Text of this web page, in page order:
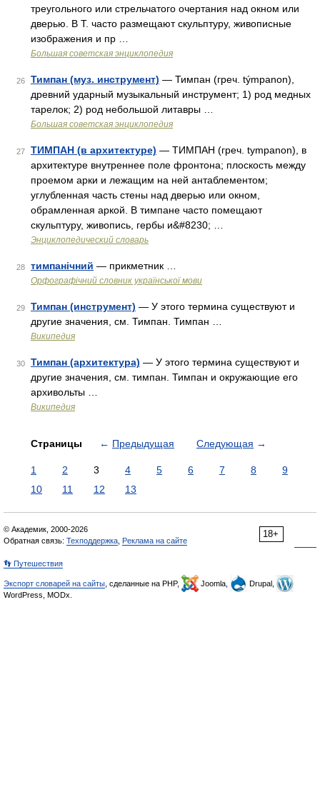
треугольного или стрельчатого очертания над окном или
дверью. В Т. часто размещают скульптуру, живописные
изображения и пр …
Большая советская энциклопедия
26 Тимпан (муз. инструмент) — Тимпан (греч. týmpanon),
древний ударный музыкальный инструмент; 1) род медных
тарелок; 2) род небольшой литавры …
Большая советская энциклопедия
27 ТИМПАН (в архитектуре) — ТИМПАН (греч. tympanon), в
архитектуре внутреннее поле фронтона; плоскость между
проемом арки и лежащим на ней антаблементом;
углубленная часть стены над дверью или окном,
обрамленная аркой. В тимпане часто помещают
скульптуру, живопись, гербы и&#8230; …
Энциклопедический словарь
28 тимпанічний — прикметник …
Орфографічний словник української мови
29 Тимпан (инструмент) — У этого термина существуют и
другие значения, см. Тимпан. Тимпан …
Википедия
30 Тимпан (архитектура) — У этого термина существуют и
другие значения, см. тимпан. Тимпан и окружающие его
архивольты …
Википедия
Страницы ← Предыдущая Следующая →
1 2 3 4 5 6 7 8
9
10
11 12 13
18+
© Академик, 2000-2026
Обратная связь: Техподдержка Реклама на сайте
👣 Путешествия
Экспорт словарей на сайты , сделанные на PHP, Joomla,
Drupal,
WordPress, MODx.